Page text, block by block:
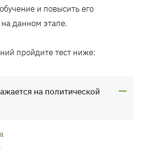
и повысить его
на данном этапе.
пройдите тест ниже:
на политической